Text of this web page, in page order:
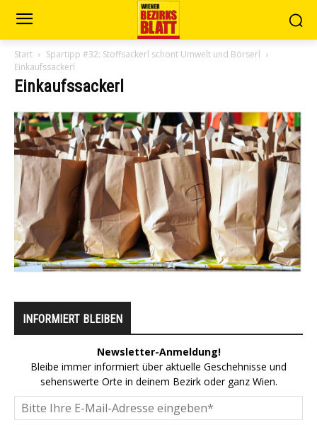
Start
Spartipp #32: Stoffsackerl schont Umwelt und Börserl
Einkaufssackerl
Einkaufssackerl
INFORMIERT BLEIBEN
Newsletter-Anmeldung!
Bleibe immer informiert über aktuelle Geschehnisse und
sehenswerte Orte in deinem Bezirk oder ganz Wien.